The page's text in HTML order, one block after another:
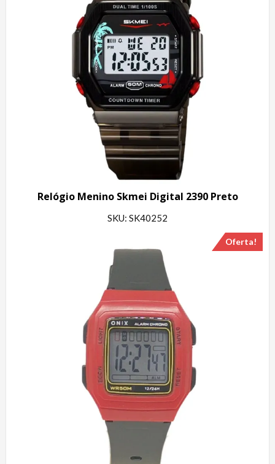
Relógio Menino Skmei Digital 2390 Preto
SKU: SK40252
Oferta!